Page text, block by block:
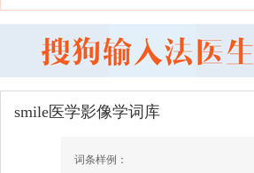
smile医学影像学词库
词条样例：